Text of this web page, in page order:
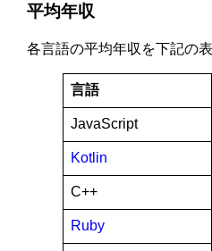
平均年収
各言語の平均年収を下記の
言語
JavaScript
Kotlin
C++
Ruby